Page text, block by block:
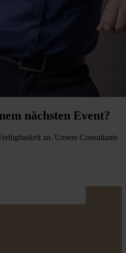
nächsten Event?
an. Unsere Consultants